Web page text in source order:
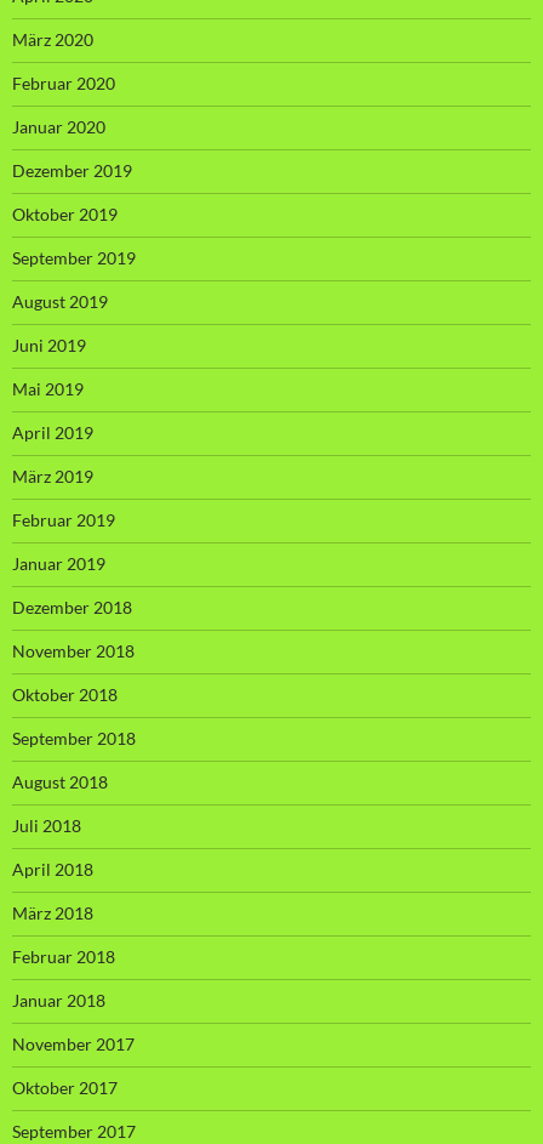
März 2020
Februar 2020
Januar 2020
Dezember 2019
Oktober 2019
September 2019
August 2019
Juni 2019
Mai 2019
April 2019
März 2019
Februar 2019
Januar 2019
Dezember 2018
November 2018
Oktober 2018
September 2018
August 2018
Juli 2018
April 2018
März 2018
Februar 2018
Januar 2018
November 2017
Oktober 2017
September 2017